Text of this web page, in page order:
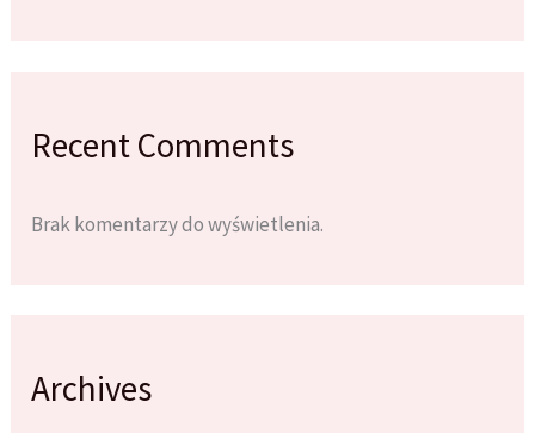
Recent Comments
Brak komentarzy do wyświetlenia.
Archives